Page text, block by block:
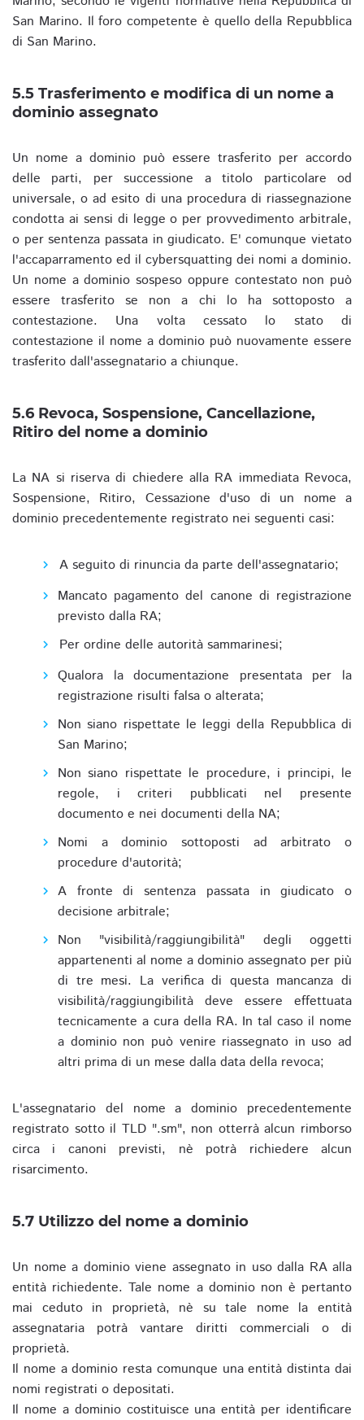
San Marino. Il foro competente è quello della Repubblica
di San Marino.
5.5 Trasferimento e modifica di un nome a
dominio assegnato
Un nome a dominio può essere trasferito per accordo
delle parti, per successione a titolo particolare od
universale, o ad esito di una procedura di riassegnazione
condotta ai sensi di legge o per provvedimento arbitrale,
o per sentenza passata in giudicato. E' comunque vietato
l'accaparramento ed il cybersquatting dei nomi a dominio.
Un nome a dominio sospeso oppure contestato non può
essere trasferito se non a chi lo ha sottoposto a
contestazione. Una volta cessato lo stato di
contestazione il nome a dominio può nuovamente essere
trasferito dall'assegnatario a chiunque.
5.6 Revoca, Sospensione, Cancellazione,
Ritiro del nome a dominio
La NA si riserva di chiedere alla RA immediata Revoca,
Sospensione, Ritiro, Cessazione d'uso di un nome a
dominio precedentemente registrato nei seguenti casi:
A seguito di rinuncia da parte dell'assegnatario;
Mancato pagamento del canone di registrazione
previsto dalla RA;
Per ordine delle autorità sammarinesi;
Qualora la documentazione presentata per la
registrazione risulti falsa o alterata;
Non siano rispettate le leggi della Repubblica di
San Marino;
Non siano rispettate le procedure, i principi, le
regole, i criteri pubblicati nel presente
documento e nei documenti della NA;
Nomi a dominio sottoposti ad arbitrato o
procedure d'autorità;
A fronte di sentenza passata in giudicato o
decisione arbitrale;
Non "visibilità/raggiungibilità" degli oggetti
appartenenti al nome a dominio assegnato per più
di tre mesi. La verifica di questa mancanza di
visibilità/raggiungibilità deve essere effettuata
tecnicamente a cura della RA. In tal caso il nome
a dominio non può venire riassegnato in uso ad
altri prima di un mese dalla data della revoca;
L'assegnatario del nome a dominio precedentemente
registrato sotto il TLD ".sm", non otterrà alcun rimborso
circa i canoni previsti, nè potrà richiedere alcun
risarcimento.
5.7 Utilizzo del nome a dominio
Un nome a dominio viene assegnato in uso dalla RA alla
entità richiedente. Tale nome a dominio non è pertanto
mai ceduto in proprietà, nè su tale nome la entità
assegnataria potrà vantare diritti commerciali o di
proprietà.
Il nome a dominio resta comunque una entità distinta dai
nomi registrati o depositati.
Il nome a dominio costituisce una entità per identificare